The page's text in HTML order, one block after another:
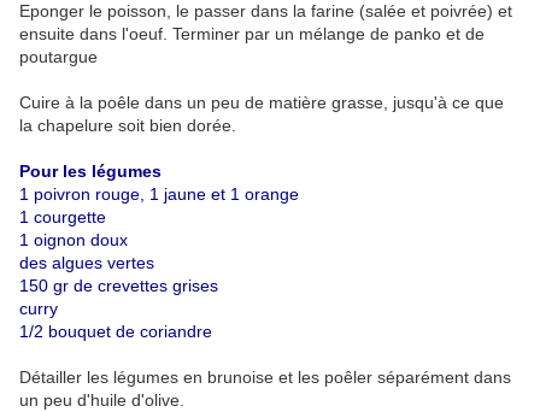
Eponger le poisson, le passer dans la farine (salée et poivrée) et
ensuite dans l'oeuf. Terminer par un mélange de panko et de
poutargue
Cuire à la poêle dans un peu de matière grasse, jusqu'à ce que
la chapelure soit bien dorée.
Pour les légumes
1 poivron rouge, 1 jaune et 1 orange
1 courgette
1 oignon doux
des algues vertes
150 gr de crevettes grises
curry
1/2 bouquet de coriandre
Détailler les légumes en brunoise et les poêler séparément dans
un peu d'huile d'olive.